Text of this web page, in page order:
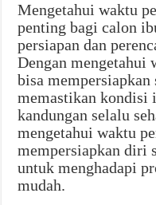
Mengetahui waktu
penting bagi calon
persiapan dan
Dengan mengetahui
bisa mempersiapkan
memastikan kondisi
kandungan selalu
mengetahui waktu
mempersiapkan diri
untuk menghadapi
mudah.